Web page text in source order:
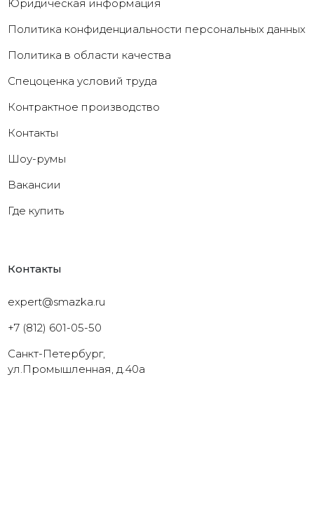
Юридическая информация
Политика конфиденциальности персональных данных
Политика в области качества
Cпецоценка условий труда
Контрактное производство
Контакты
Шоу-румы
Вакансии
Где купить
Контакты
expert@smazka.ru
+7 (812) 601-05-50
Санкт-Петербург,
ул.Промышленная, д.40а